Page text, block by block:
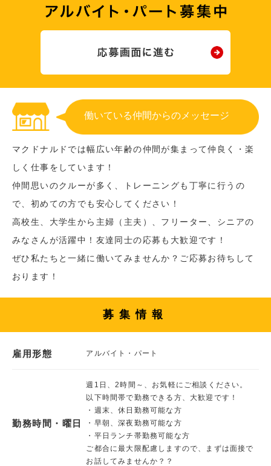
働いている仲間からのメッセージ
マクドナルドでは幅広い年齢の仲間が集まって仲良く・楽
しく仕事をしています！
仲間思いのクルーが多く、トレーニングも丁寧に行うの
で、初めての方でも安心してください！
高校生、大学生から主婦（主夫）、フリーター、シニアの
みなさんが活躍中！友達同士の応募も大歓迎です！
ぜひ私たちと一緒に働いてみませんか？ご応募お待ちして
おります！
募集情報
雇用形態 アルバイト・パート
勤務時間・曜日
週1日、2時間～、お気軽にご相談ください。
以下時間帯で勤務できる方、大歓迎です！
・週末、休日勤務可能な方
・早朝、深夜勤務可能な方
・平日ランチ帯勤務可能な方
ご都合に最大限配慮しますので、まずは面接で
お話してみませんか？？